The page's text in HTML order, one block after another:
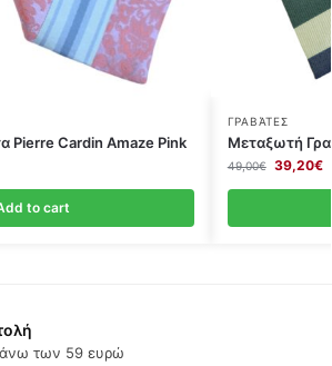
Pierre Cardin Amaze Pink
to cart
ΓΡΑΒΆΤΕΣ
Μεταξωτή
49,00€ 39,20€
άνω των 59 ευρώ